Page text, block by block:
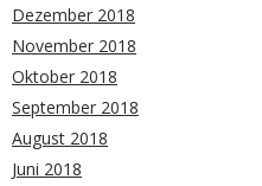
Dezember 2018
November 2018
Oktober 2018
September 2018
August 2018
Juni 2018